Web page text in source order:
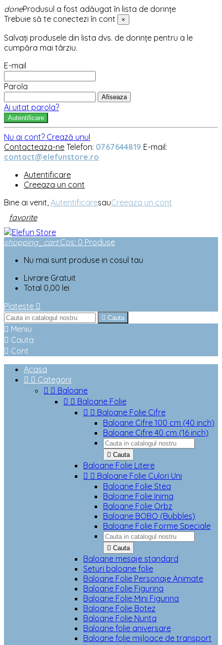
doneProdusul a fost adăugat în lista de dorințe
Trebuie să te conectezi în cont
×
Salvați produsele din lista dvs. de dorințe pentru a le
cumpăra mai târziu.
E-mail
Parola
Afiseaza
Ai uitat parola?
Autentificare
Nu ai cont? Crează unul
Contacteaza-ne Telefon: 0767644819 E-mail:
contact@elefunstore.ro
Autentificare
Creeaza un cont
Bine ai venit, AutentificaresauCreeaza un cont
favorite
shopping_cart Cos: 0 Produse
Nu mai sunt produse in cosul tau
Livrare Gratuit
Total 0,00 lei
Plateste 
 Cauta
 Meniu
 Cauta
 Cont
Acasa
  Categorii
  Baloane
  Baloane Folie
  Baloane Folie Cifre
Baloane Cifre 100 cm (40 inch)
Baloane Cifre 40 cm (16 inch)
 Cauta
Baloane Folie Litere
  Baloane Folie Culori Uni
Baloane Folie Stea
Baloane Folie Inima
Baloane Folie Orbz
Baloane BOBO (Bubbles)
Baloane Folie Forme Speciale
 Cauta
Baloane mesaje standard
Seturi baloane folie
Baloane Folie Personaje Animate
Baloane Folie Figurina
Baloane Folie Mini Figurina
Baloane Folie Botez
Baloane Folie Nunta
Baloane folie aniversare
Baloane folie mijloace de transport